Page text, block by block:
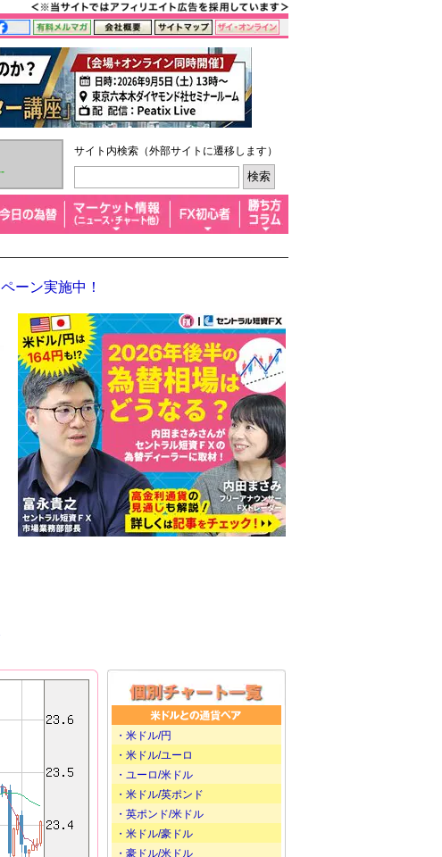
サイト内検索（外部サイトに遷移します）
ーン実施中！
・米ドル/円
・米ドル/ユーロ
・ユーロ/米ドル
・米ドル/英ポンド
・英ポンド/米ドル
・米ドル/豪ドル
・豪ドル/米ドル